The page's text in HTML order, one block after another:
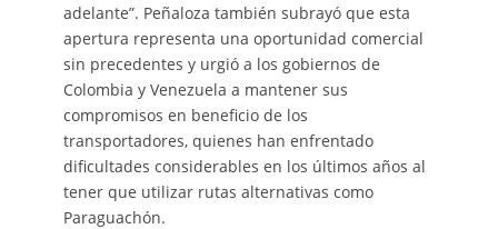
adelante”. Peñaloza también subrayó que esta
apertura representa una oportunidad comercial
sin precedentes y urgió a los gobiernos de
Colombia y Venezuela a mantener sus
compromisos en beneficio de los
transportadores, quienes han enfrentado
dificultades considerables en los últimos años al
tener que utilizar rutas alternativas como
Paraguachón.